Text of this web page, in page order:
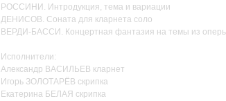
РОССИНИ. Интродукция, тема и вариации
ДЕНИСОВ. Соната для кларнета соло
ВЕРДИ-БАССИ. Концертная фантазия на темы из
Исполнители:
Александр ВАСИЛЬЕВ кларнет
Игорь ЗОЛОТАРЁВ скрипка
Екатерина БЕЛАЯ скрипка